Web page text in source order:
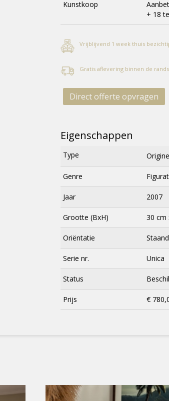
Kunstkoop
+ 18
Vrijblijvend 1 week thuis
Gratis aflevering binnen de
Direct offerte opvragen
Eigenschappen
Type
Genre
Jaar 2007
Grootte (BxH) 30 cm
Oriëntatie Staand
Serie nr. Unica
Status
Prijs €
nieuwsbrief
×